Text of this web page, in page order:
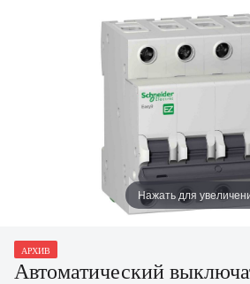
Нажать для
АРХИВ
Автоматический